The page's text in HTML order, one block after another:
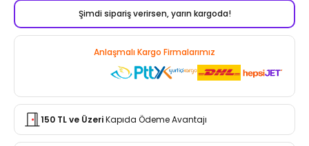
Şimdi sipariş verirsen, yarın kargoda!
Anlaşmalı Kargo Firmalarımız
150 TL ve ÜzeriKapıda Ödeme Avantajı